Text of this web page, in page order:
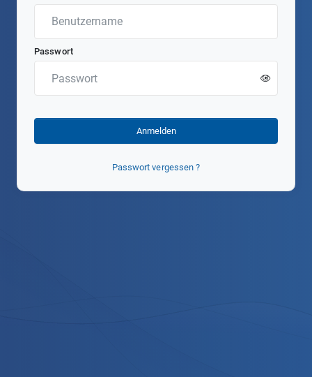
Passwort
Anmelden
Passwort vergessen ?